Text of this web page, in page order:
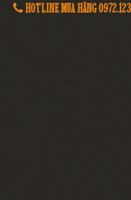
HOTLINE MUA HÀNG